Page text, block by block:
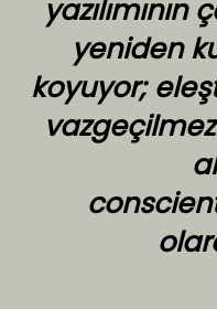
yeniden
koyuyor;